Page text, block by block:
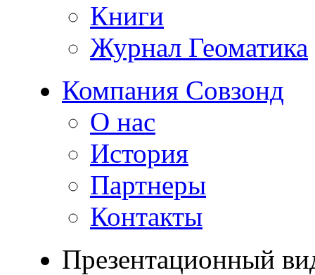
Книги
Журнал Геоматика
Компания Совзонд
О нас
История
Партнеры
Контакты
Презентационный